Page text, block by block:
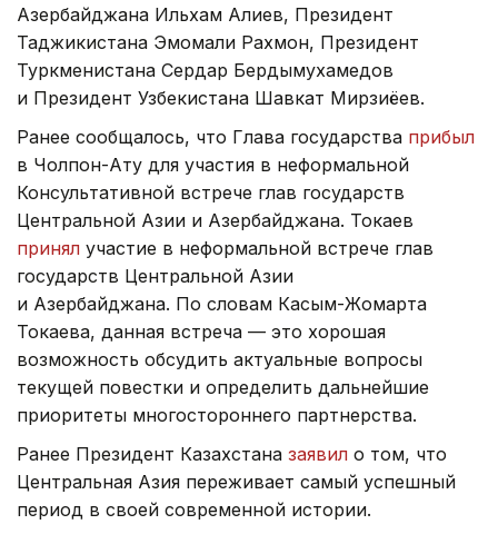
Азербайджана Ильхам Алиев, Президент
Таджикистана Эмомали Рахмон, Президент
Туркменистана Сердар Бердымухамедов
и Президент Узбекистана Шавкат Мирзиёев.
Ранее сообщалось, что Глава государства прибыл
в Чолпон-Ату для участия в неформальной
Консультативной встрече глав государств
Центральной Азии и Азербайджана. Токаев
принял участие в неформальной встрече глав
государств Центральной Азии
и Азербайджана. По словам Касым-Жомарта
Токаева, данная встреча — это хорошая
возможность обсудить актуальные вопросы
текущей повестки и определить дальнейшие
приоритеты многостороннего партнерства.
Ранее Президент Казахстана заявил о том, что
Центральная Азия переживает самый успешный
период в своей современной истории.